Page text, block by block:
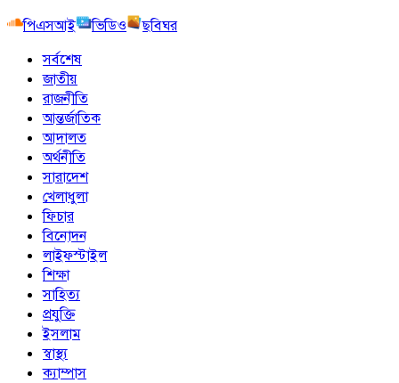
পিএসআই
ভিডিও
ছবিঘর
সর্বশেষ
জাতীয়
রাজনীতি
আন্তর্জাতিক
আদালত
অর্থনীতি
সারাদেশ
খেলাধুলা
ফিচার
বিনোদন
লাইফস্টাইল
শিক্ষা
সাহিত্য
প্রযুক্তি
ইসলাম
স্বাস্থ্য
ক্যাম্পাস